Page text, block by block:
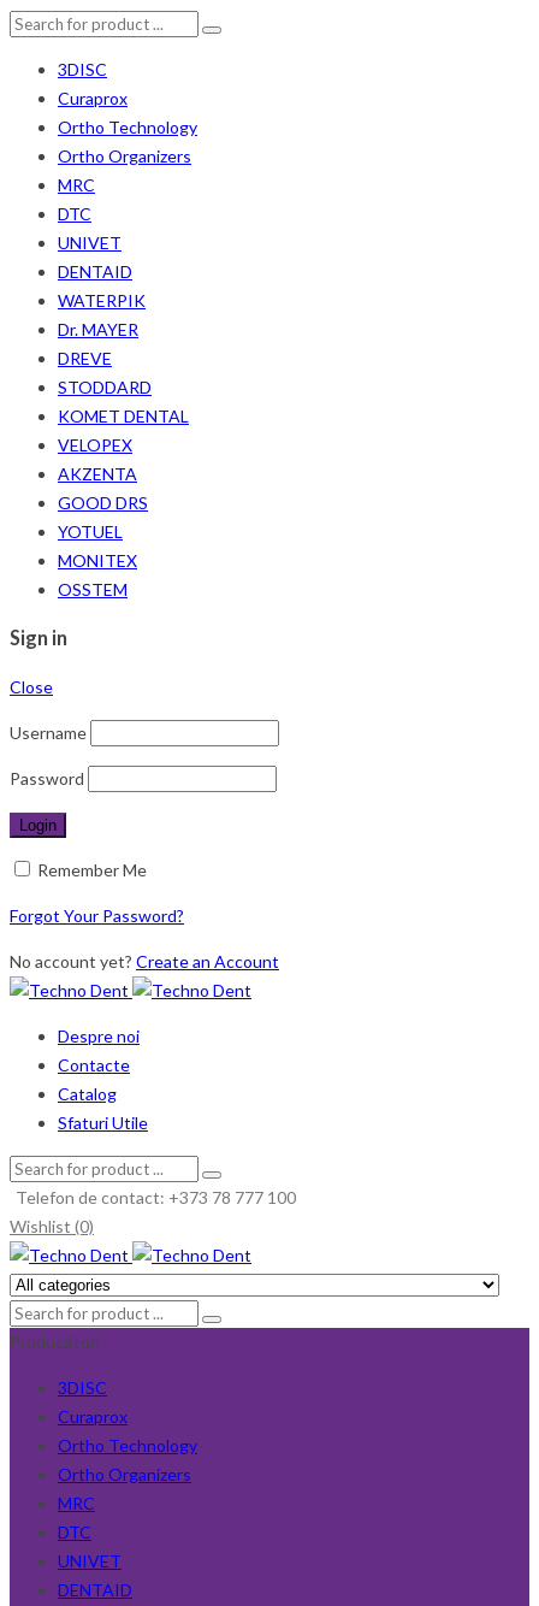
3DISC
Curaprox
Ortho Technology
Ortho Organizers
MRC
DTC
UNIVET
DENTAID
WATERPIK
Dr. MAYER
DREVE
STODDARD
KOMET DENTAL
VELOPEX
AKZENTA
GOOD DRS
YOTUEL
MONITEX
OSSTEM
Sign in
Close
Username
Password
Remember Me
Forgot Your Password?
No account yet? Create an Account
Despre noi
Contacte
Catalog
Sfaturi Utile
Telefon de contact: +373 78 777 100
Wishlist (0)
Producători
3DISC
Curaprox
Ortho Technology
Ortho Organizers
MRC
DTC
UNIVET
DENTAID